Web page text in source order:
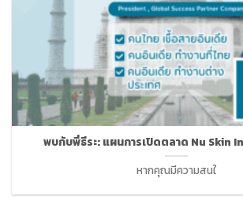
พบกับพี่ธีระ: แผนการเปิดตลาด Nu Skin
หากคุณมีความสนใ